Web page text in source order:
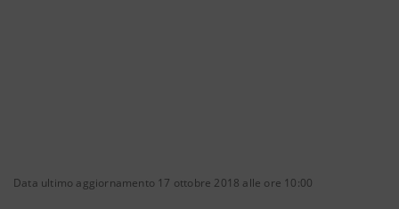
Data ultimo aggiornamento 17 ottobre 2018 alle ore 10:00